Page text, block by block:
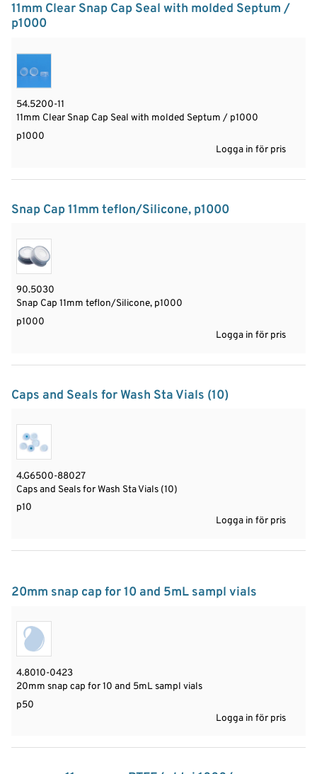
11mm Clear Snap Cap Seal with molded Septum /
p1000
54.5200-11
11mm Clear Snap Cap Seal with molded Septum / p1000
p1000
Logga in för pris
Snap Cap 11mm teflon/Silicone, p1000
90.5030
Snap Cap 11mm teflon/Silicone, p1000
p1000
Logga in för pris
Caps and Seals for Wash Sta Vials (10)
4.G6500-88027
Caps and Seals for Wash Sta Vials (10)
p10
Logga in för pris
20mm snap cap for 10 and 5mL sampl vials
4.8010-0423
20mm snap cap for 10 and 5mL sampl vials
p50
Logga in för pris